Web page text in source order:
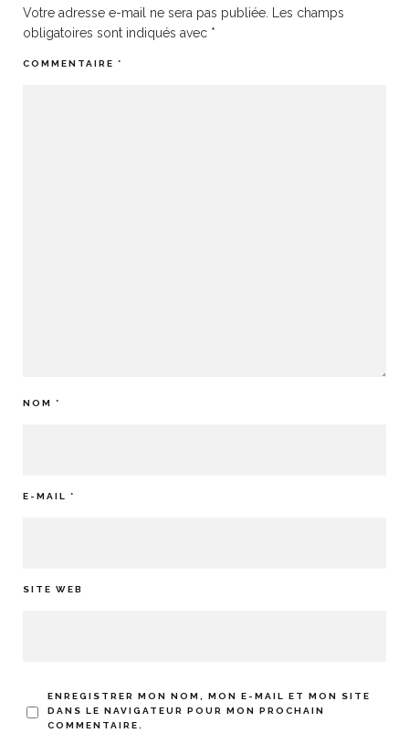
Votre adresse e-mail ne sera pas publiée.
Les champs
obligatoires sont indiqués avec *
COMMENTAIRE *
NOM *
E-MAIL *
SITE WEB
ENREGISTRER MON NOM, MON E-MAIL ET MON SITE
DANS LE NAVIGATEUR POUR MON PROCHAIN
COMMENTAIRE.